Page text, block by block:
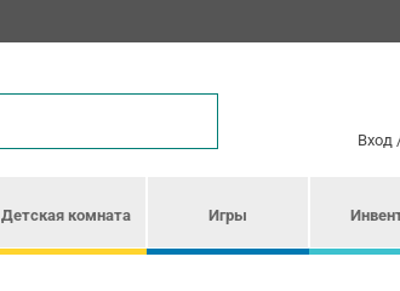
Вход
Детская комната Игры